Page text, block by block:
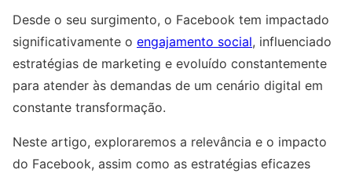
Desde o seu surgimento, o Facebook tem impactado
significativamente o engajamento social, influenciado
estratégias de marketing e evoluído constantemente
para atender às demandas de um cenário digital em
constante transformação.
Neste artigo, exploraremos a relevância e o impacto
do Facebook, assim como as estratégias eficazes